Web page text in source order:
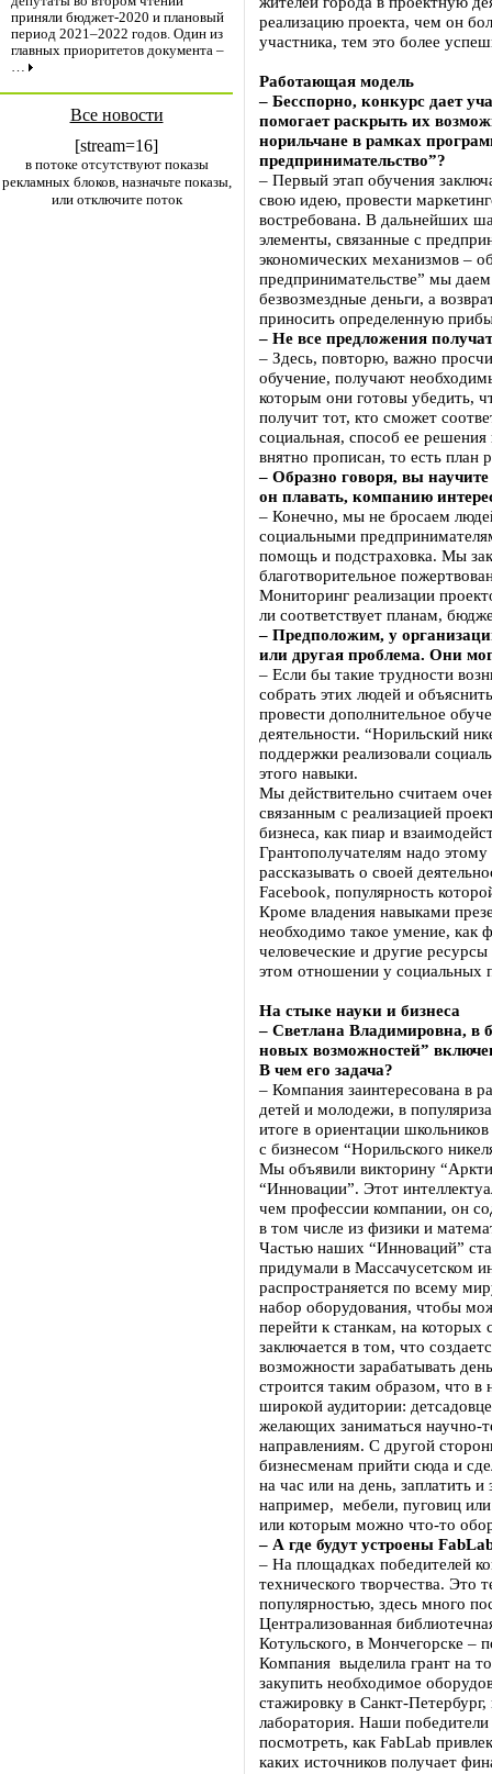
приняли бюджет-2020 и плановый
период 2021–2022 годов. Один из
главных приоритетов документа –
…
Все новости
[stream=16]
в потоке отсутствуют показы
рекламных блоков, назначьте показы,
или отключите поток
реализацию проекта, чем он
участника, тем это более
Работающая модель
– Бесспорно, конкурс дает
помогает раскрыть их
норильчане в рамках
предпринимательство”?
– Первый этап обучения
свою идею, провести
востребована. В дальнейших
элементы, связанные с
экономических механизмов –
предпринимательстве” мы
безвозмездные деньги, а
приносить определенную
– Не все предложения
– Здесь, повторю, важно
обучение, получают
которым они готовы убедить,
получит тот, кто сможет
социальная, способ ее
внятно прописан, то есть план
– Образно говоря, вы
он плавать, компанию
– Конечно, мы не бросаем
социальными
помощь и подстраховка. Мы
благотворительное
Мониторинг реализации
ли соответствует планам,
– Предположим, у
или другая проблема. Они
– Если бы такие трудности
собрать этих людей и
провести дополнительное
деятельности. “Норильский
поддержки реализовали
этого навыки.
Мы действительно считаем
связанным с реализацией
бизнеса, как пиар и
Грантополучателям надо
рассказывать о своей
Facebook, популярность
Кроме владения навыками
необходимо такое умение, как
человеческие и другие
этом отношении у социальных
На стыке науки и бизнеса
– Светлана Владимировна, в
новых возможностей”
В чем его задача?
– Компания заинтересована в
детей и молодежи, в
итоге в ориентации
с бизнесом “Норильского
Мы объявили викторину
“Инновации”. Этот
чем профессии компании, он
в том числе из физики и
Частью наших “Инноваций”
придумали в Массачусетском
распространяется по всему
набор оборудования, чтобы
перейти к станкам, на которых
заключается в том, что
возможности зарабатывать
строится таким образом, что в
широкой аудитории:
желающих заниматься научно-
направлениям. С другой
бизнесменам прийти сюда и
на час или на день, заплатить
например, мебели, пуговиц
или которым можно что-то
– А где будут устроены
– На площадках победителей
технического творчества. Это
популярностью, здесь много
Централизованная
Котульского, в Мончегорске –
Компания выделила грант на
закупить необходимое
стажировку в Санкт-Петербург,
лаборатория. Наши
посмотреть, как FabLab
каких источников получает